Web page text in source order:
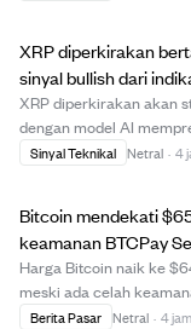
XRP diperkirakan
sinyal bullish dari
XRP diperkirakan akan
dengan model AI
sekitar $1,03 pada
Sinyal Teknikal Netral · 4
Bitcoin mendekati
keamanan BTCPay
BIP-110.
Harga Bitcoin naik ke
meski ada celah
memungkinkan peretas
Berita Pasar Netral · 4